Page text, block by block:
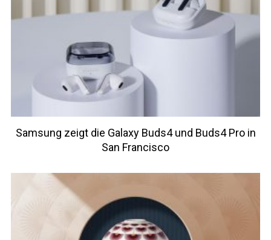
Samsung zeigt die Galaxy Buds4 und Buds4 Pro in
San Francisco